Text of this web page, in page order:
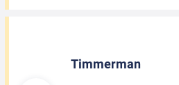
Timmerman